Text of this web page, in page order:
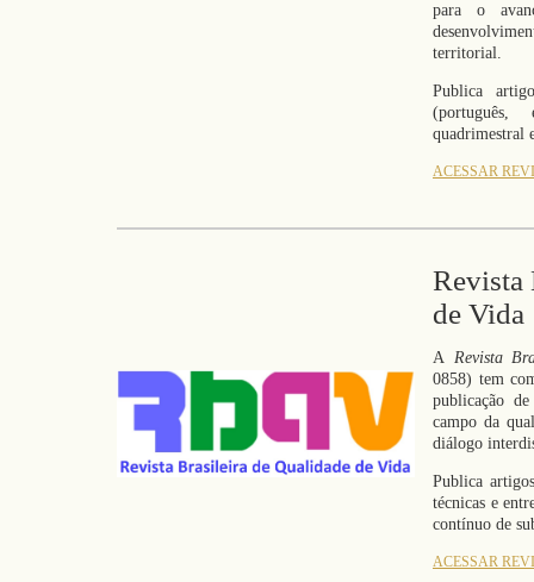
para o
territorial.
Publica
quadrimestral
ACESSAR
Revista
de Vida
A Revista
0858) tem
publicação
campo da
diálogo
Publica
técnicas e
contínuo de
ACESSAR